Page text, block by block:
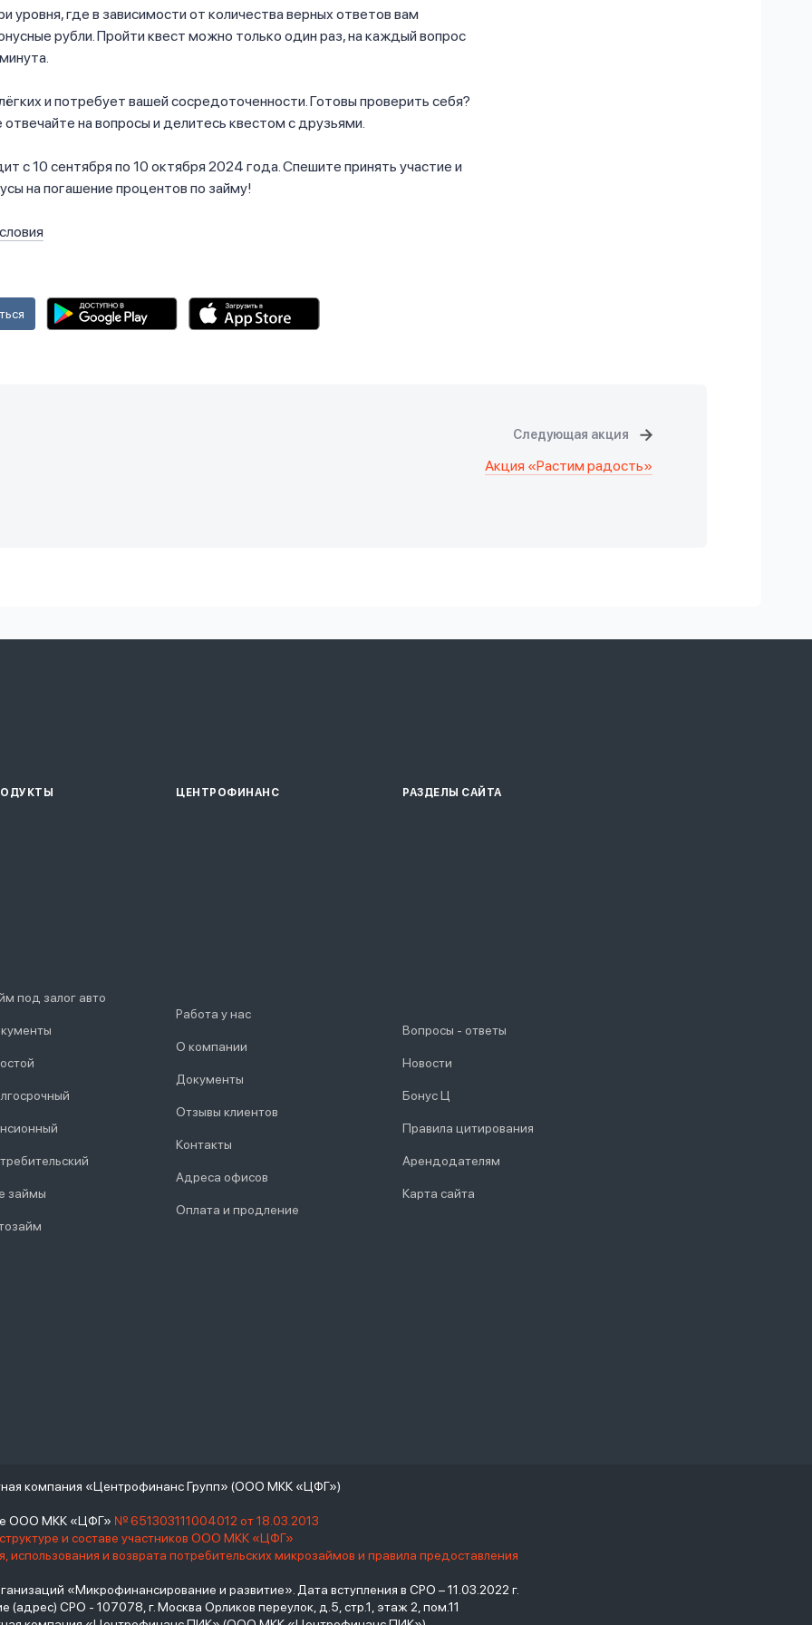
уровня, где в зависимости от количества верных ответов вам
рубли. Пройти квест можно только один раз, на каждый вопрос
и потребует вашей сосредоточенности. Готовы проверить себя?
на вопросы и делитесь квестом с друзьями.
с 10 сентября по 10 октября 2024 года. Спешите принять участие и
на погашение процентов по займу!
Следующая акция
Акция «Растим радость»
под залог авто
займы
ЦЕНТРОФИНАНС
Работа у нас
О компании
Документы
Отзывы клиентов
Контакты
Адреса офисов
Оплата и продление
РАЗДЕЛЫ САЙТА
Вопросы - ответы
Новости
Бонус Ц
Правила цитирования
Арендодателям
Карта сайта
компания «Центрофинанс Групп» (ООО МКК «ЦФГ»)
ООО МКК «ЦФГ» № 651303111004012 от 18.03.2013
и составе участников ООО МКК «ЦФГ»
и возврата потребительских микрозаймов и правила предоставления
«Микрофинансирование и развитие». Дата вступления в СРО – 11.03.2022 г.
СРО - 107078, г. Москва Орликов переулок, д.5, стр.1, этаж 2, пом.11